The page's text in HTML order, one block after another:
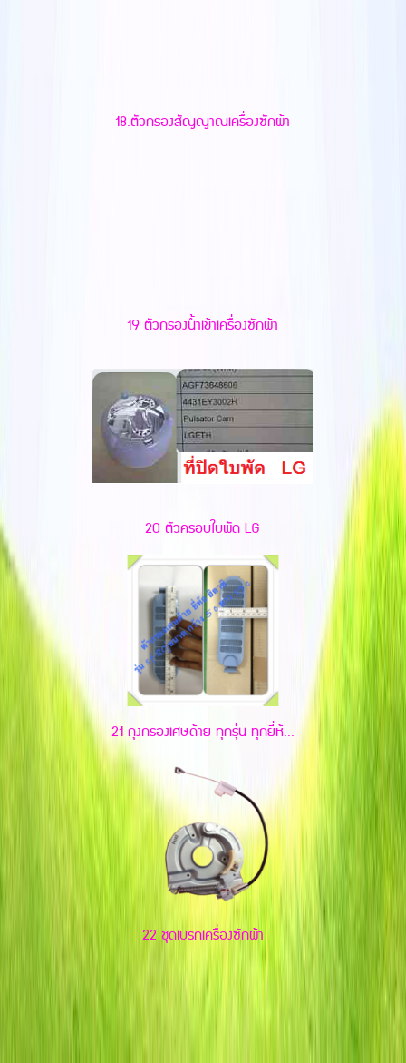
18.ตัวกรองสัญญาณเครื่องซักผ้า
19 ตัวกรองน้ำเข้าเครื่องซักผ้า
20 ตัวครอบใบพัด LG
21 ถุงกรองเศษด้าย ทุกรุ่น ทุกยี่ห้...
22 ชุดเบรกเครื่องซักผ้า